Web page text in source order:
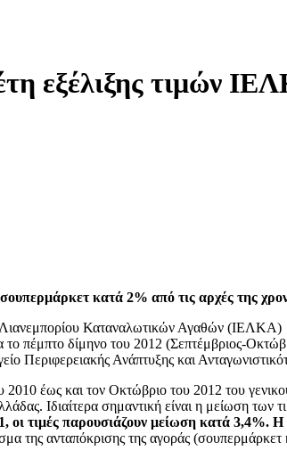
κατά 2% από τις αρχές της
Καταναλωτικών Αγαθών (ΙΕΛΚΑ)
πέμπτο δίμηνο του 2012 (Σεπτέμβριος-
Περιφερειακής Ανάπτυξης και
2010 έως και τον Οκτώβριο του 2012 του
Ιδιαίτερα σημαντική είναι η μείωση των
οι τιμές παρουσιάζουν μείωση κατά 3,4%.
της ανταπόκρισης της αγοράς